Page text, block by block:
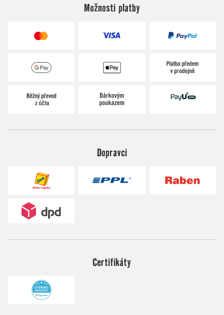
Možnosti platby
Dopravci
Certifikáty